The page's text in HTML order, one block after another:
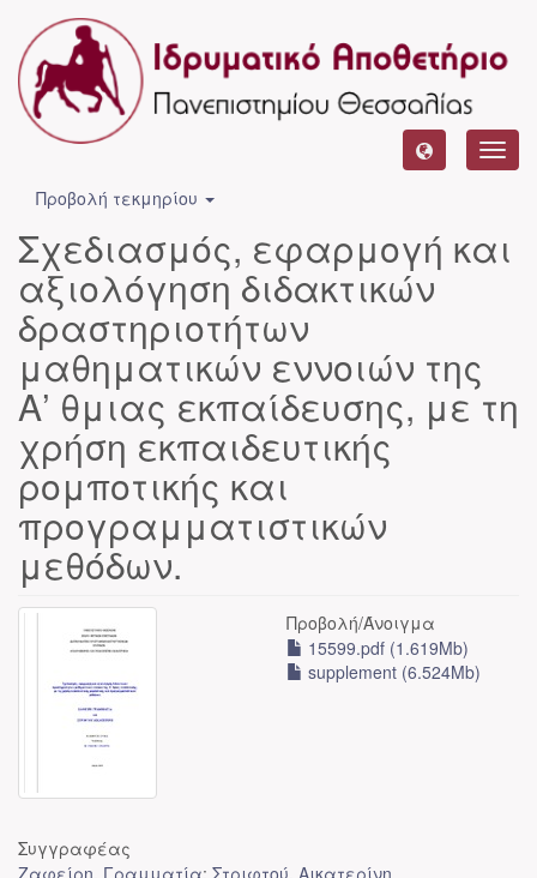
Προβολή τεκμηρίου
Σχεδιασμός, εφαρμογή και
αξιολόγηση διδακτικών
δραστηριοτήτων
μαθηματικών εννοιών της
Α’ θμιας εκπαίδευσης, με τη
χρήση εκπαιδευτικής
ρομποτικής και
προγραμματιστικών
μεθόδων.
Προβολή/Άνοιγμα
15599.pdf (1.619Mb)
supplement (6.524Mb)
Συγγραφέας
Ζαφείρη, Γραμματία; Στριφτού, Αικατερίνη